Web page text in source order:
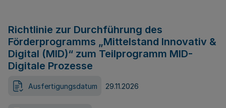
Richtlinie zur Durchführung des
Förderprogramms „Mittelstand Innovativ &
Digital (MID)“ zum Teilprogramm MID-
Digitale Prozesse
Ausfertigungsdatum 29.11.2026